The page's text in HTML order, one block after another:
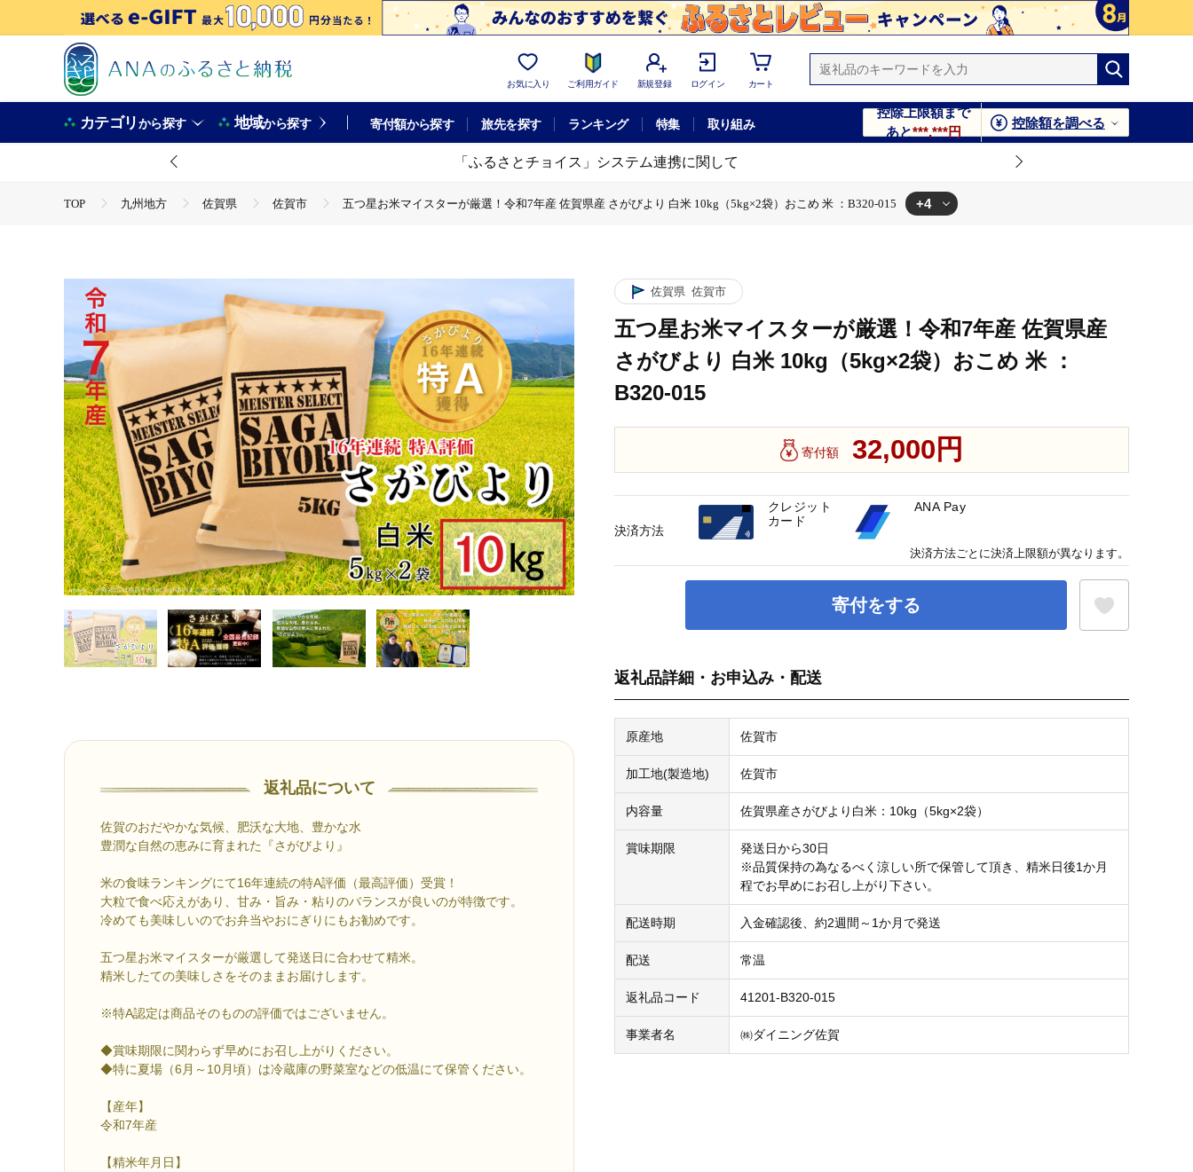
お気に入り ご利用ガイド 新規登録 ログイン カート
カテゴリから探す 地域から探す 寄付額から探す 旅先を探す ランキング 特集 取り組み
控除上限額まで
あと***,***円
控除額を調べる
「ふるさとチョイス」システム連携に関して
TOP 九州地方 佐賀県 佐賀市 五つ星お米マイスターが厳選！令和7年産 佐賀県産 さがびより 白米 10kg（5kg×2袋）おこめ 米 ：B320-015 +4
返礼品について
佐賀のおだやかな気候、肥沃な大地、豊かな水
豊潤な自然の恵みに育まれた『さがびより』
米の食味ランキングにて16年連続の特A評価（最高評価）受賞！
大粒で食べ応えがあり、甘み・旨み・粘りのバランスが良いのが特徴です。
冷めても美味しいのでお弁当やおにぎりにもお勧めです。
五つ星お米マイスターが厳選して発送日に合わせて精米。
精米したての美味しさをそのままお届けします。
※特A認定は商品そのものの評価ではございません。
◆賞味期限に関わらず早めにお召し上がりください。
◆特に夏場（6月～10月頃）は冷蔵庫の野菜室などの低温にて保管ください。
【産年】
令和7年産
【精米年月日】
佐賀県 佐賀市
五つ星お米マイスターが厳選！令和7年産 佐賀県産
さがびより 白米 10kg（5kg×2袋）おこめ 米 ：
B320-015
寄付額 32,000円
寄付をする
返礼品詳細・お申込み・配送
原産地 佐賀市
加工地(製造地) 佐賀市
内容量 佐賀県産さがびより白米：10kg（5kg×2袋）
賞味期限
発送日から30日
※品質保持の為なるべく涼しい所で保管して頂き、精米日後1か月
程でお早めにお召し上がり下さい。
配送時期 入金確認後、約2週間～1か月で発送
配送 常温
返礼品コード 41201-B320-015
事業者名 ㈱ダイニング佐賀
決済方法
クレジット
カード
ANA Pay
決済方法ごとに決済上限額が異なります。